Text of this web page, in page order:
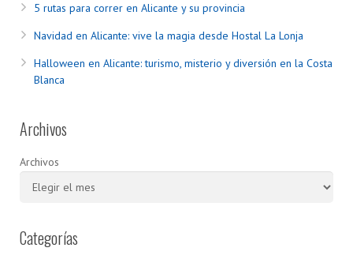
5 rutas para correr en Alicante y su provincia
Navidad en Alicante: vive la magia desde Hostal La Lonja
Halloween en Alicante: turismo, misterio y diversión en la Costa
Blanca
Archivos
Archivos
Categorías